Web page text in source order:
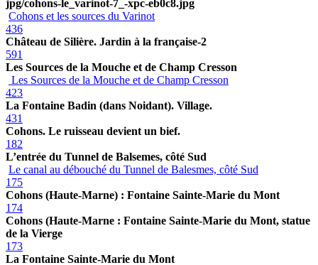
jpg/cohons-le_varinot-7_-xpc-eb0c8.jpg
Cohons et les sources du Varinot
436
Château de Silière. Jardin à la française-2
591
Les Sources de la Mouche et de Champ Cresson
Les Sources de la Mouche et de Champ Cresson
423
La Fontaine Badin (dans Noidant). Village.
431
Cohons. Le ruisseau devient un bief.
182
L’entrée du Tunnel de Balsemes, côté Sud
Le canal au débouché du Tunnel de Balesmes, côté Sud
175
Cohons (Haute-Marne) : Fontaine Sainte-Marie du Mont
174
Cohons (Haute-Marne : Fontaine Sainte-Marie du Mont, statue
de la Vierge
173
La Fontaine Sainte-Marie du Mont